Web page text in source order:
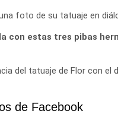
foto de su tatuaje en
con estas tres pibas
del tatuaje de Flor con el
de Facebook